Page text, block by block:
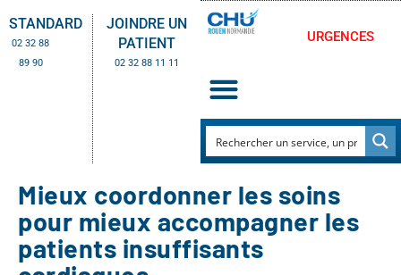
STANDARD
02 32 88
89 90
JOINDRE UN
PATIENT
02 32 88 11 11
URGENCES
Mieux coordonner les soins
pour mieux accompagner les
patients insuffisants